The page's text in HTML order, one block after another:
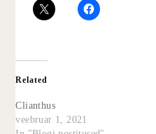
Related
Clianthus
veebruar 1, 2021